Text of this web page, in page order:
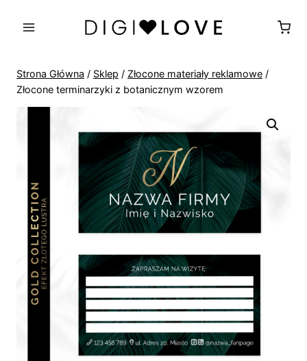
Strona Główna / Sklep / Złocone materiały reklamowe /
Złocone terminarzyki z botanicznym wzorem